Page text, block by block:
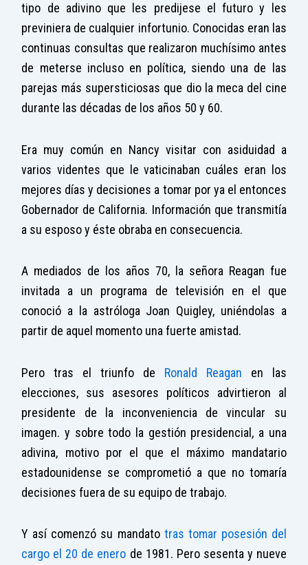
tipo de adivino que les predijese el futuro y les
previniera de cualquier infortunio. Conocidas eran las
continuas consultas que realizaron muchísimo antes
de meterse incluso en política, siendo una de las
parejas más supersticiosas que dio la meca del cine
durante las décadas de los años 50 y 60.
Era muy común en Nancy visitar con asiduidad a
varios videntes que le vaticinaban cuáles eran los
mejores días y decisiones a tomar por ya el entonces
Gobernador de California. Información que transmitía
a su esposo y éste obraba en consecuencia.
A mediados de los años 70, la señora Reagan fue
invitada a un programa de televisión en el que
conoció a la astróloga Joan Quigley, uniéndolas a
partir de aquel momento una fuerte amistad.
Pero tras el triunfo de Ronald Reagan en las
elecciones, sus asesores políticos advirtieron al
presidente de la inconveniencia de vincular su
imagen. y sobre todo la gestión presidencial, a una
adivina, motivo por el que el máximo mandatario
estadounidense se comprometió a que no tomaría
decisiones fuera de su equipo de trabajo.
Y así comenzó su mandato tras tomar posesión del
cargo el 20 de enero de 1981. Pero sesenta y nueve